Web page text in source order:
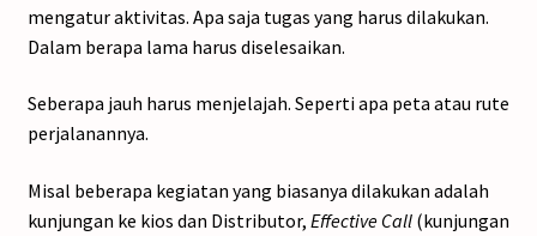
mengatur aktivitas. Apa saja tugas yang harus dilakukan.
Dalam berapa lama harus diselesaikan.
Seberapa jauh harus menjelajah. Seperti apa peta atau rute
perjalanannya.
Misal beberapa kegiatan yang biasanya dilakukan adalah
kunjungan ke kios dan Distributor, Effective Call(kunjungan